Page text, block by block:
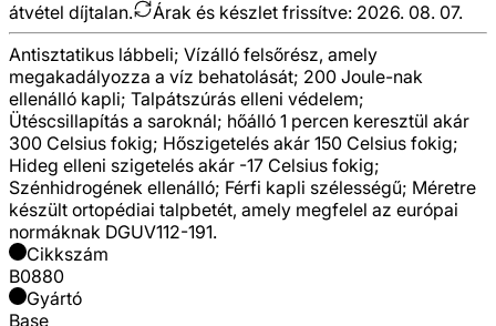
átvétel díjtalan.
Árak és készlet frissítve: 2026. 08. 07.
Antisztatikus lábbeli; Vízálló felsőrész, amely
megakadályozza a víz behatolását; 200 Joule-nak
ellenálló kapli; Talpátszúrás elleni védelem;
Ütéscsillapítás a saroknál; hőálló 1 percen keresztül akár
300 Celsius fokig; Hőszigetelés akár 150 Celsius fokig;
Hideg elleni szigetelés akár -17 Celsius fokig;
Szénhidrogének ellenálló; Férfi kapli szélességű; Méretre
készült ortopédiai talpbetét, amely megfelel az európai
normáknak DGUV112-191.
Cikkszám
B0880
Gyártó
Base